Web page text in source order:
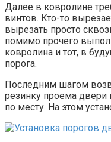
Далее в ковролине
винтов. Кто-то
вырезать просто
помимо прочего
ковролина и тот, в
порога.
Последним шагом
резинку проема двери
по месту. На этом